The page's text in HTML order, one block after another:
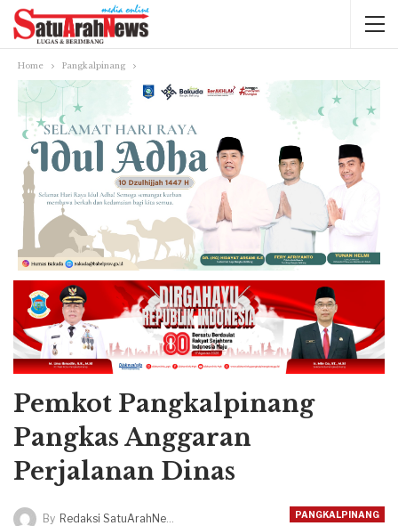
Home Pangkalpinang
Pemkot Pangkalpinang
Pangkas Anggaran
Perjalanan Dinas
PANGKALPINANG
By Redaksi SatuArahNews